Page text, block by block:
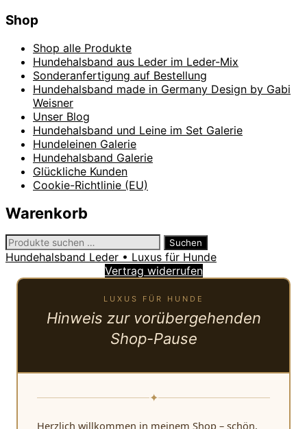
Shop
Shop alle Produkte
Hundehalsband aus Leder im Leder-Mix
Sonderanfertigung auf Bestellung
Hundehalsband made in Germany Design by Gabi
Weisner
Unser Blog
Hundehalsband und Leine im Set Galerie
Hundeleinen Galerie
Hundehalsband Galerie
Glückliche Kunden
Cookie-Richtlinie (EU)
Warenkorb
Suchen
nach:
Suchen
Hundehalsband Leder • Luxus für Hunde
Vertrag widerrufen
LUXUS FÜR HUNDE
Hinweis zur vorübergehenden
Shop-Pause
✦
Herzlich willkommen in meinem Shop – schön,